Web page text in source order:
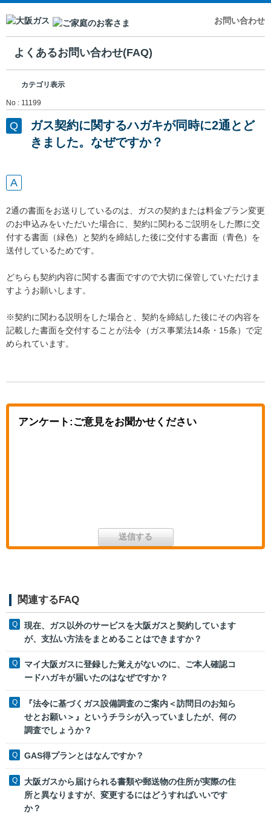
お問い合わせ
よくあるお問い合わせ(FAQ)
カテゴリ表示
No : 11199
ガス契約に関するハガキが同時に2通とど
きました。なぜですか？
2通の書面をお送りしているのは、ガスの契約または料金プラン変更
のお申込みをいただいた場合に、契約に関わるご説明をした際に交
付する書面（緑色）と契約を締結した後に交付する書面（青色）を
送付しているためです。
どちらも契約内容に関する書面ですので大切に保管していただけま
すようお願いします。
※契約に関わる説明をした場合と、契約を締結した後にその内容を
記載した書面を交付することが法令（ガス事業法14条・15条）で定
められています。
アンケート:ご意見をお聞かせください
関連するFAQ
現在、ガス以外のサービスを大阪ガスと契約しています
が、支払い方法をまとめることはできますか？
マイ大阪ガスに登録した覚えがないのに、ご本人確認コ
ードハガキが届いたのはなぜですか？
『法令に基づくガス設備調査のご案内＜訪問日のお知ら
せとお願い＞』というチラシが入っていましたが、何の
調査でしょうか？
GAS得プランとはなんですか？
大阪ガスから届けられる書類や郵送物の住所が実際の住
所と異なりますが、変更するにはどうすればいいです
か？